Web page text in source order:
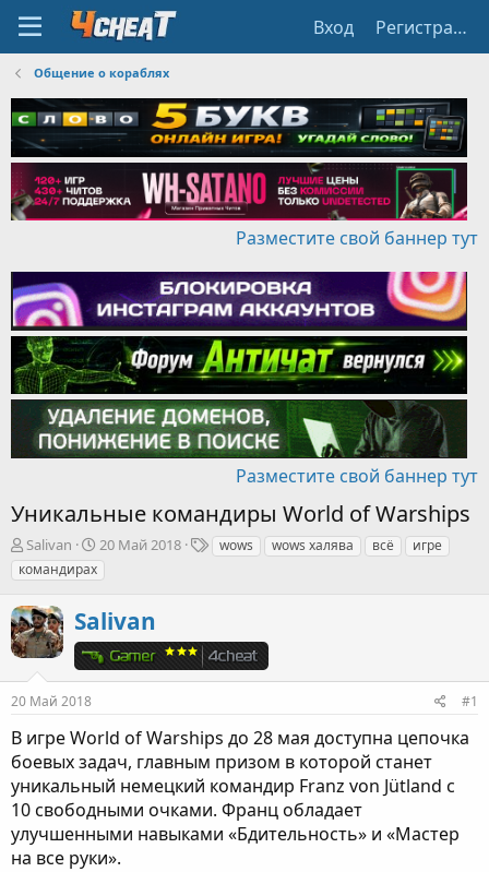
Вход Регистрация
Общение о кораблях
Разместите свой баннер тут
Разместите свой баннер тут
Уникальные командиры World of Warships
А
в
т
о
р
т
е
м
ы
Salivan
Д
а
т
а
ч
а
20 Май 2018
Тwows wows халява всё
игре
командирах
Salivan
20 Май 2018 #1
В игре World of Warships до 28 мая доступна цепочка
боевых задач, главным призом в которой станет
уникальный немецкий командир Franz von Jütland c
10 свободными очками. Франц обладает
улучшенными навыками «Бдительность» и «Мастер
на все руки».